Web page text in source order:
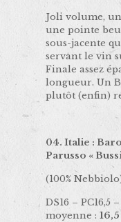
Joli volume,
une pointe
sous-jacente
servant le vin
Finale assez
longueur. Un
plutôt (enfin)
04. Italie :
Parusso «
(100%
DS16 – PC16,5
moyenne :16,5